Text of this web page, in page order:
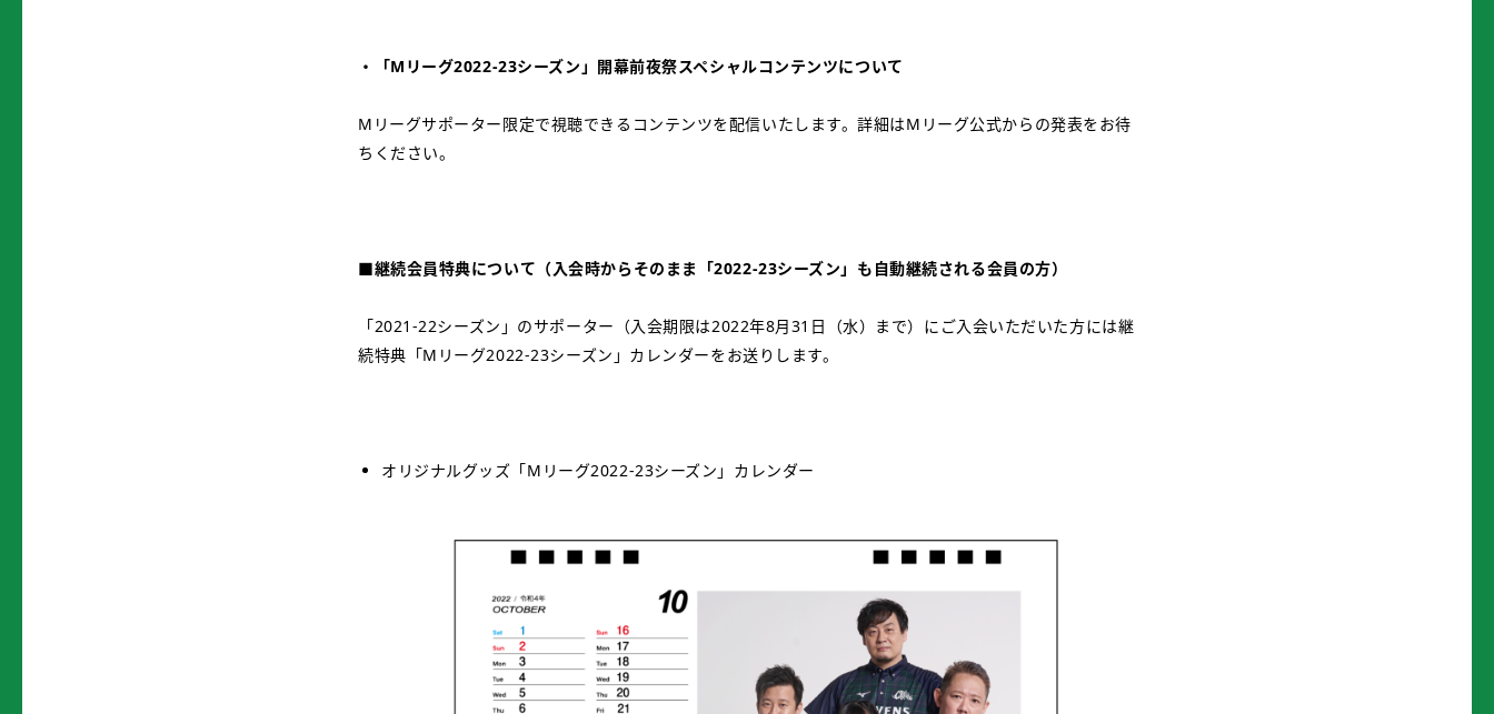
・「Mリーグ2022-23シーズン」開幕前夜祭スペシャルコンテンツについて
Mリーグサポーター限定で視聴できるコンテンツを配信いたします。詳細はMリーグ公式からの発表をお待
ちください。
■継続会員特典について（入会時からそのまま「2022-23シーズン」も自動継続される会員の方）
「2021-22シーズン」のサポーター（入会期限は2022年8月31日（水）まで）にご入会いただいた方には継
続特典「Mリーグ2022-23シーズン」カレンダーをお送りします。
オリジナルグッズ「Mリーグ2022-23シーズン」カレンダー